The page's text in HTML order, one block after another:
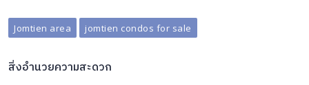
Jomtien area jomtien condos for sale
สิ่งอำนวยความสะดวก